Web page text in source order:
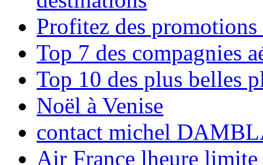
Profitez des
Top 7 des compagnies
Top 10 des plus belles
Noël à Venise
contact michel
Air France lheure limite